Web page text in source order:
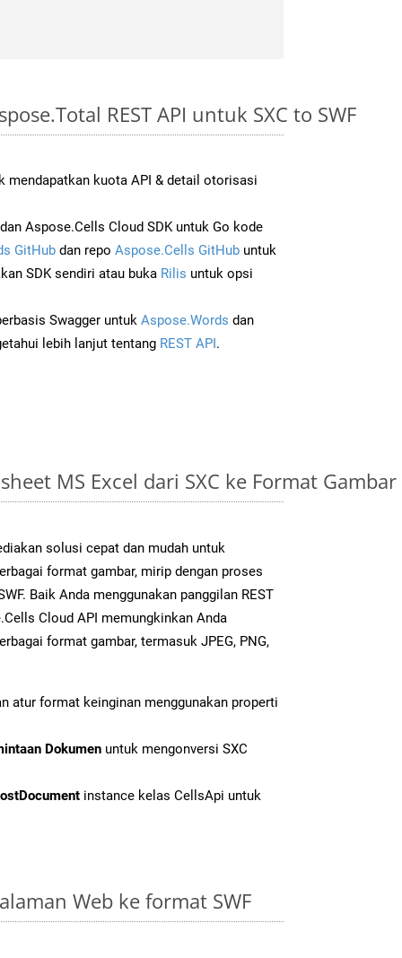
REST API untuk SXC to SWF
mendapatkan kuota API & detail otorisasi
Aspose.Cells Cloud SDK untuk Go kode
GitHub dan repo Aspose.Cells GitHub untuk
SDK sendiri atau buka Rilis untuk opsi
Swagger untuk Aspose.Words dan
lebih lanjut tentang REST API.
MS Excel dari SXC ke Format
solusi cepat dan mudah untuk
format gambar, mirip dengan proses
Baik Anda menggunakan panggilan REST
Cloud API memungkinkan Anda
format gambar, termasuk JPEG, PNG,
atur format keinginan menggunakan properti
Dokumen untuk mengonversi SXC
instance kelas CellsApi untuk
Web ke format SWF